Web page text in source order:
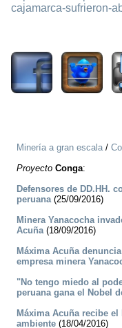
cajamarca-sufrieron-
Minería a gran escala/
Proyecto Conga:
Defensores de DD.HH.
peruana(25/09/2016)
Minera Yanacocha
Acuña(18/09/2016)
Máxima Acuña
empresa minera
"No tengo miedo al
peruana gana el Nobel
Máxima Acuña recibe
ambiente (18/04/2016)